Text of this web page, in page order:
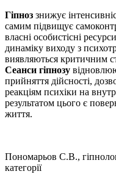
Гіпноз знижує
самим підвищує
власні особистісні
динаміку виходу з
виявляються критичним
Сеанси гіпнозу
прийняття дійсності,
реакціям психіки на
результатом цього є
життя.
Пономарьов С.В.,
категорії